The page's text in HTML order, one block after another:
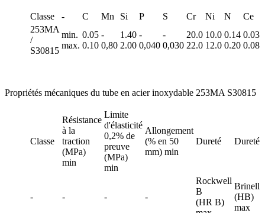
Classe - C Mn Si P S Cr Ni N
Ce
253MA
/
S30815
min.
max.
0.05
0.10
-
0,80
1.40
2.00
-
0,040
-
0,030
20.0
22.0
10.0
12.0
0.14
0.20
0.03
0.08
Propriétés mécaniques du tube en acier inoxydable 253MA S30815
Classe
Résistance
à la
traction
(MPa)
min
Limite
d'élasticité
0,2% de
preuve
(MPa)
min
Allongement
(% en 50
mm) min
Dureté Dureté
- - - -
Rockwell
B
(HR B)
Brinell
(HB)
max